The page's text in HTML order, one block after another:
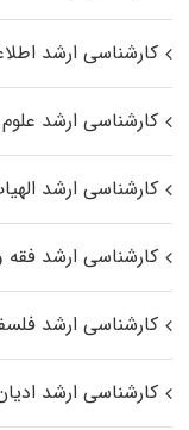
کارشناسی ارشد
کارشناسی ارشد
کارشناسی ارشد
کارشناسی ارشد
کارشناسی ارشد
کارشناسی ارشد